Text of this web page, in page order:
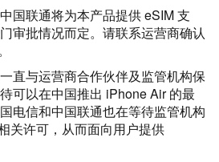
国联通将为本产品提供 eSIM 支
审批情况而定。请联系运营商确认
直与运营商合作伙伴及监管机构保
可以在中国推出 iPhone Air 的最
电信和中国联通也在等待监管机构
关许可，从而面向用户提供